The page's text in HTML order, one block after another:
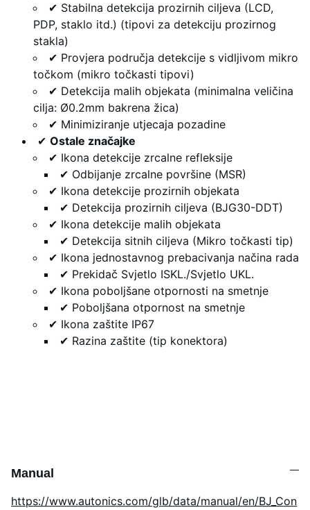
✔ Stabilna detekcija prozirnih ciljeva (LCD,
PDP, staklo itd.) (tipovi za detekciju prozirnog
stakla)
✔ Provjera područja detekcije s vidljivom mikro
točkom (mikro točkasti tipovi)
✔ Detekcija malih objekata (minimalna veličina
cilja: Ø0.2mm bakrena žica)
✔ Minimiziranje utjecaja pozadine
✔ Ostale značajke
✔ Ikona detekcije zrcalne refleksije
✔ Odbijanje zrcalne površine (MSR)
✔ Ikona detekcije prozirnih objekata
✔ Detekcija prozirnih ciljeva (BJG30-DDT)
✔ Ikona detekcije malih objekata
✔ Detekcija sitnih ciljeva (Mikro točkasti tip)
✔ Ikona jednostavnog prebacivanja načina rada
✔ Prekidač Svjetlo ISKL./Svjetlo UKL.
✔ Ikona poboljšane otpornosti na smetnje
✔ Poboljšana otpornost na smetnje
✔ Ikona zaštite IP67
✔ Razina zaštite (tip konektora)
Manual
https://www.autonics.com/glb/data/manual/en/BJ_Con